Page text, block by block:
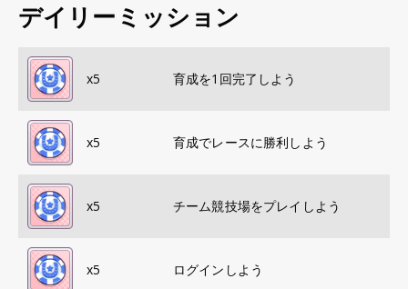
デイリーミッション
x5 育成を1回完了しよう
x5 育成でレースに勝利しよう
x5 チーム競技場をプレイしよう
x5 ログインしよう